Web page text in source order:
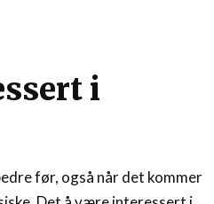
i
før, også når det kommer